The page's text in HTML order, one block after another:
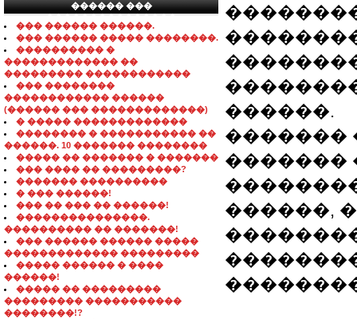
������ ���
���������������
��� ������ ������.
��� ������ ����� ��������.
���������� �
������������� ��
��������� ������������
��� ��������
������������ ������
(������ ��� �������������)
� ����� �������������
�������� � ����������� ��
������. 10 ������� ��������
����� �� ������� � �������
��� ���� �� ���������?
������� ����������
� ��� ������!
��� �� ��� �� ������!
���������������.
���������� �� �������!
��� ������ ������ �����
������������� ���������
����� ������ � ����
������!
����� �� ���������
��������� �����������
��������!?
������.
�������
�������
������,